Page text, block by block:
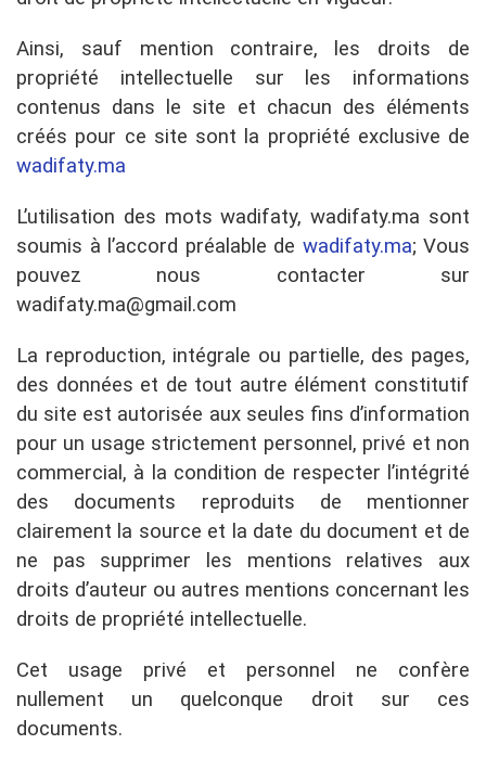
Ainsi, sauf mention contraire, les droits de
propriété intellectuelle sur les informations
contenus dans le site et chacun des éléments
créés pour ce site sont la propriété exclusive de
wadifaty.ma
L’utilisation des mots wadifaty, wadifaty.ma sont
soumis à l’accord préalable de wadifaty.ma; Vous
pouvez nous contacter sur
wadifaty.ma@gmail.com
La reproduction, intégrale ou partielle, des pages,
des données et de tout autre élément constitutif
du site est autorisée aux seules fins d’information
pour un usage strictement personnel, privé et non
commercial, à la condition de respecter l’intégrité
des documents reproduits de mentionner
clairement la source et la date du document et de
ne pas supprimer les mentions relatives aux
droits d’auteur ou autres mentions concernant les
droits de propriété intellectuelle.
Cet usage privé et personnel ne confère
nullement un quelconque droit sur ces
documents.